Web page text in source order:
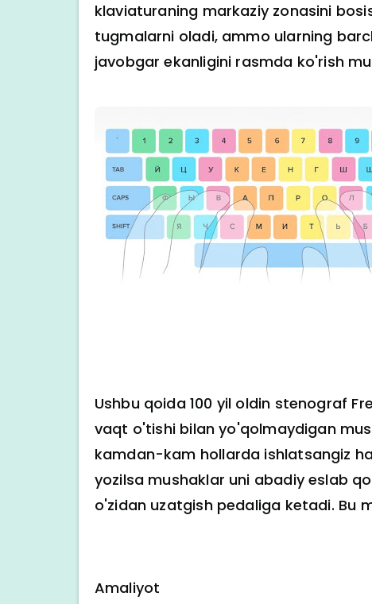
klaviaturaning markaziy zonasini
tugmalarni oladi, ammo ularning
javobgar ekanligini rasmda ko'rish
Ushbu qoida 100 yil oldin stenograf
vaqt o'tishi bilan yo'qolmaydigan
kamdan-kam hollarda ishlatsangiz
yozilsa mushaklar uni abadiy eslab
o'zidan uzatgish pedaliga ketadi. Bu
Amaliyot